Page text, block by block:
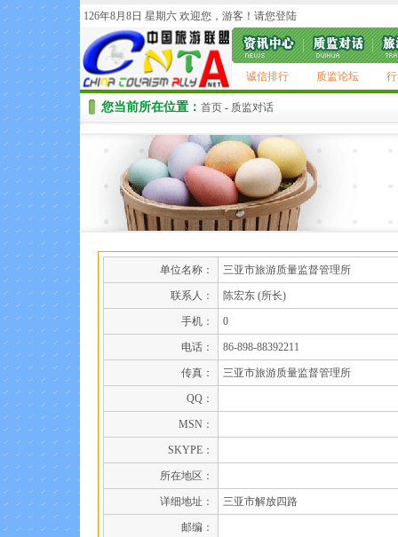
126年8月8日 星期六 欢迎您，游客！请您登陆
诚信排行 质监论坛
您当前所在位置： 首页 - 质监对话
单位名称： 三亚市旅游质量监督管理所
联系人： 陈宏东 (所长)
手机： 0
电话： 86-898-88392211
传真： 三亚市旅游质量监督管理所
QQ：
MSN：
SKYPE：
所在地区：
详细地址： 三亚市解放四路
邮编：